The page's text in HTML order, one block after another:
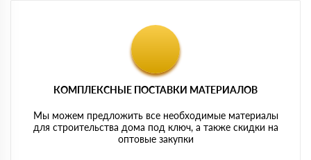
КОМПЛЕКСНЫЕ ПОСТАВКИ МАТЕРИАЛОВ
Мы можем предложить все необходимые материалы
для строительства дома под ключ, а также скидки на
оптовые закупки